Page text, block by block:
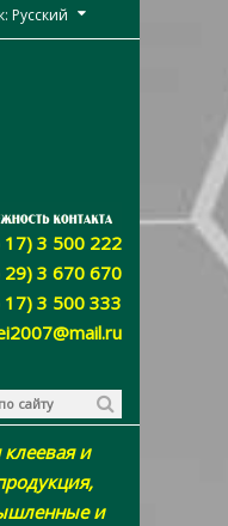
Русский
17) 3 500 222
29) 3 670 670
3 500 333
и
и